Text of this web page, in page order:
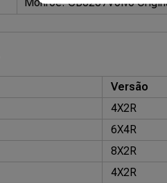
Versão
4X2R
6X4R
8X2R
4X2R